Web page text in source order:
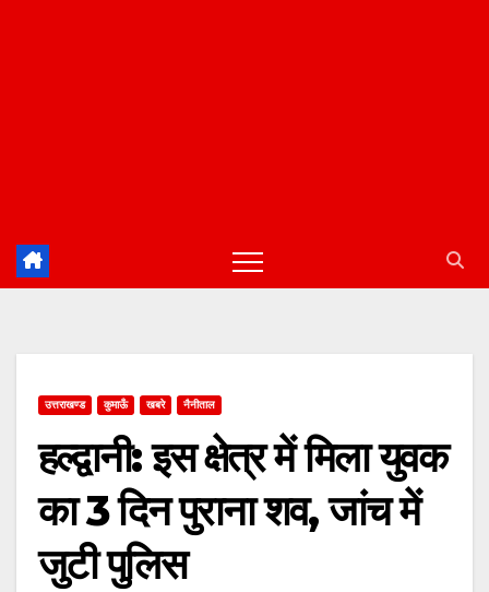
उत्तराखण्ड कुमाऊँ खबरे नैनीताल
हल्द्वानी: इस क्षेत्र में मिला युवक
का 3 दिन पुराना शव, जांच में
जुटी पुलिस